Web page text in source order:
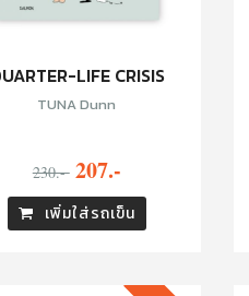
LIFE CRISIS
TUNA Dunn
230.- 207.-
เพิ่มใส่รถเข็น